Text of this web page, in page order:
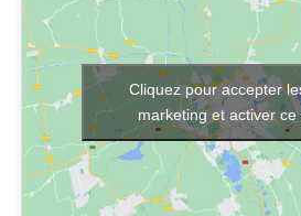
Cliquez pour accepter
marketing et activer ce